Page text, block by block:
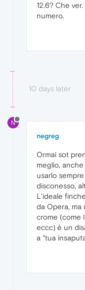
12.6? Che
numero.
10 days later
N
negreg
Ormai sot
meglio,
usarlo
disconesso,
L'ideale
da Opera, ma
crome (come
eccc) è un
a "tua